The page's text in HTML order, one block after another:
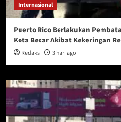
Internasional
Puerto Rico Berlakukan
Kota Besar Akibat Kekeringan
Redaksi 3 hari ago